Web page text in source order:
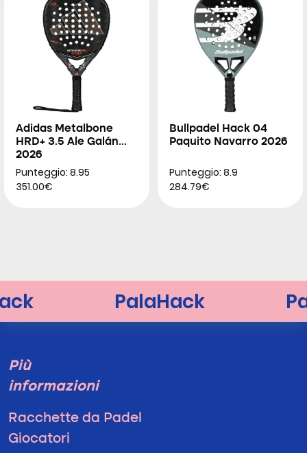
Adidas Metalbone
HRD+ 3.5 Ale Galán
2026
Punteggio: 8.95
351.00€
Bullpadel Hack 04
Paquito Navarro 2026
Punteggio: 8.9
284.79€
Più
informazioni
Racchette da Padel
Giocatori